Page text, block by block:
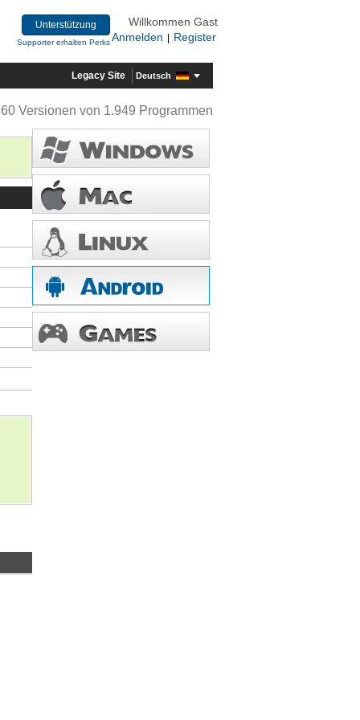
Unterstützung
Supporter erhalten Perks
Willkommen Gast
Anmelden
Register
Legacy Site Deutsch
Versionen von 1.949 Programmen